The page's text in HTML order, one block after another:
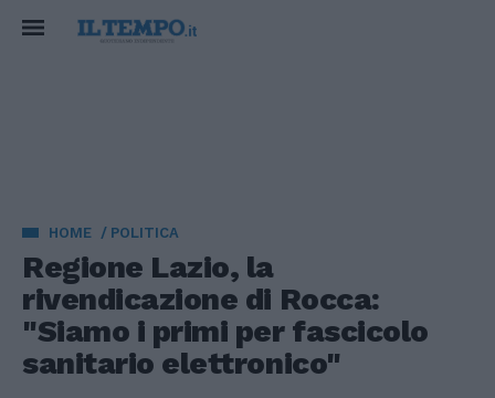
HOME POLITICA
Regione Lazio, la
rivendicazione di Rocca:
"Siamo i primi per fascicolo
sanitario elettronico"